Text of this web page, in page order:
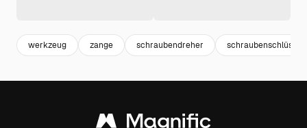
werkzeug zange schraubendreher schraubenschlüssel